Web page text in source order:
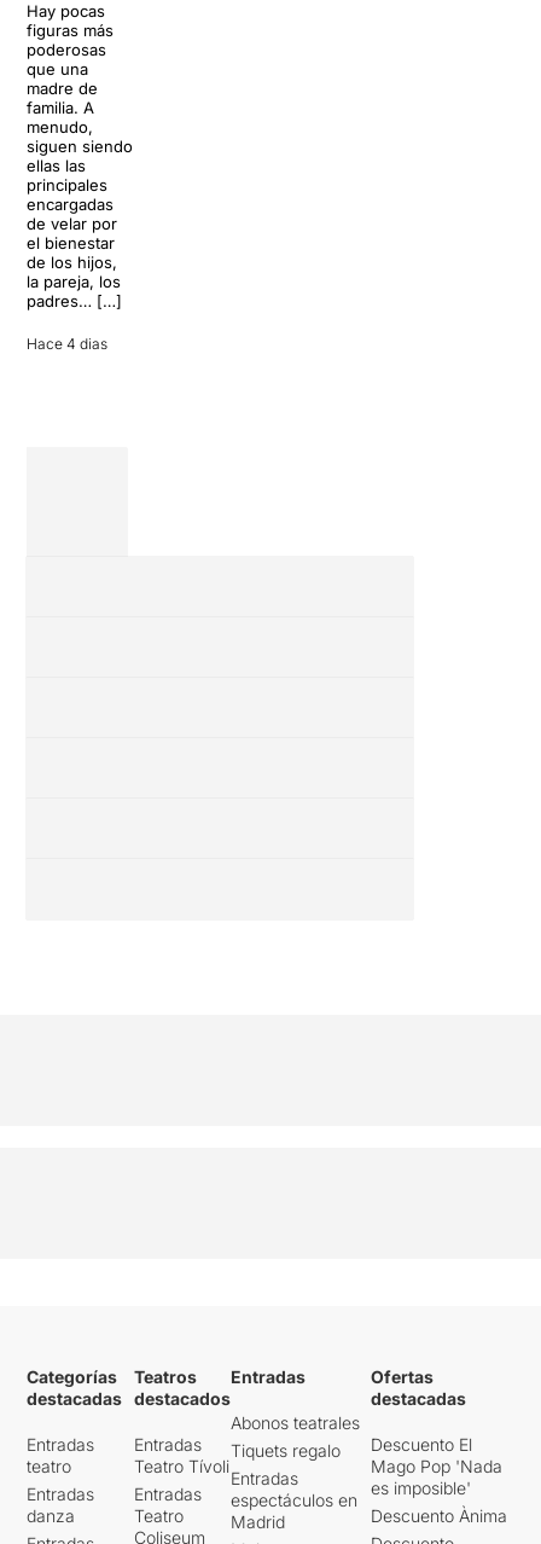
Hay pocas
figuras más
poderosas
que una
madre de
familia. A
menudo,
siguen siendo
ellas las
principales
encargadas
de velar por
el bienestar
de los hijos,
la pareja, los
padres… […]
Hace 4 dias
Categorías
destacadas
Entradas
teatro
Entradas
danza
Teatros
destacados
Entradas
Teatro Tívoli
Entradas
Teatro
Coliseum
Entradas
Abonos teatrales
Tiquets regalo
Entradas
espectáculos en
Madrid
Ofertas
destacadas
Descuento El
Mago Pop 'Nada
es imposible'
Descuento Ànima